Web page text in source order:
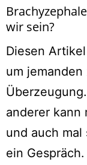
wir sein?
Diesen
um
anderer kann
und auch
ein